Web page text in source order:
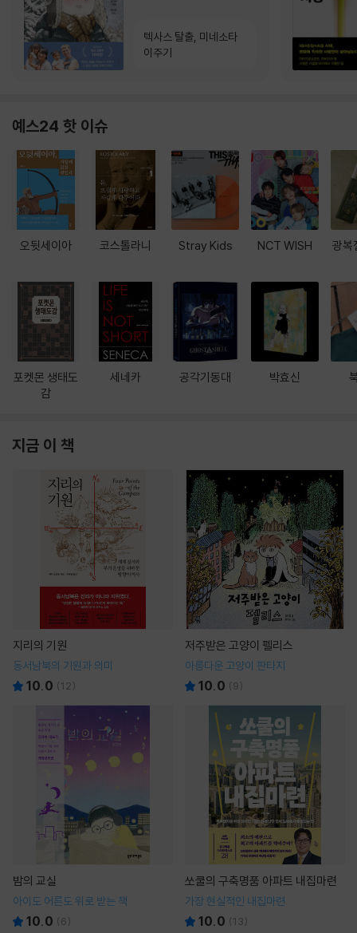
텍사스 탈출, 미네소타
이주기
예스24 핫 이슈
오뒷세이아
포켓몬 생태도
감
코스톨라니
세네카
Stray Kids
공각기동대
NCT WISH
박효신
광복
지금 이 책
지리의 기원
동서남북의 기원과 의미
10.0 (12)
저주받은 고양이 펠리스
아름다운 고양이 판타지
10.0 (9)
밤의 교실
아이도 어른도 위로 받는 책
10.0 (6)
쏘쿨의 구축명품 아파트 내집마련
가장 현실적인 내집마련
10.0 (13)